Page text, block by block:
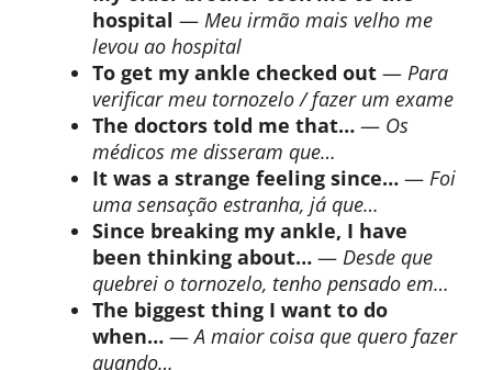
hospital — Meu irmão mais velho me
levou ao hospital
To get my ankle checked out — Para
verificar meu tornozelo / fazer um exame
The doctors told me that… — Os
médicos me disseram que…
It was a strange feeling since… — Foi
uma sensação estranha, já que…
Since breaking my ankle, I have
been thinking about… — Desde que
quebrei o tornozelo, tenho pensado em…
The biggest thing I want to do
when… —A maior coisa que quero fazer
quando…